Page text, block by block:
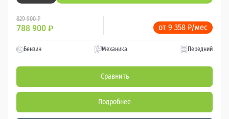
829 900 ₽
788 900 ₽ от 9 358 ₽/мес
Бензин Механика Передний
Сравнить
Подробнее